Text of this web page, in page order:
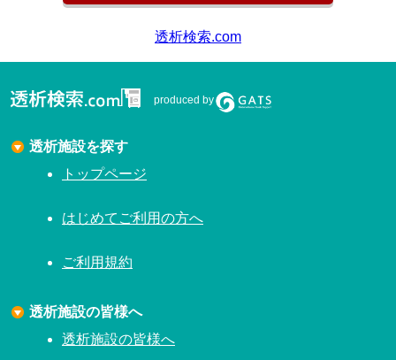
透析検索.com
produced by
透析施設を探す
トップページ
はじめてご利用の方へ
ご利用規約
透析施設の皆様へ
透析施設の皆様へ